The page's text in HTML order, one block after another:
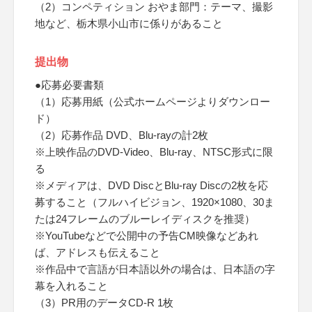
（2）コンペティション おやま部門：テーマ、撮影
地など、栃木県小山市に係りがあること
提出物
●応募必要書類
（1）応募用紙（公式ホームページよりダウンロー
ド）
（2）応募作品 DVD、Blu-rayの計2枚
※上映作品のDVD-Video、Blu-ray、NTSC形式に限
る
※メディアは、DVD DiscとBlu-ray Discの2枚を応
募すること（フルハイビジョン、1920×1080、30ま
たは24フレームのブルーレイディスクを推奨）
※YouTubeなどで公開中の予告CM映像などあれ
ば、アドレスも伝えること
※作品中で言語が日本語以外の場合は、日本語の字
幕を入れること
（3）PR用のデータCD-R 1枚